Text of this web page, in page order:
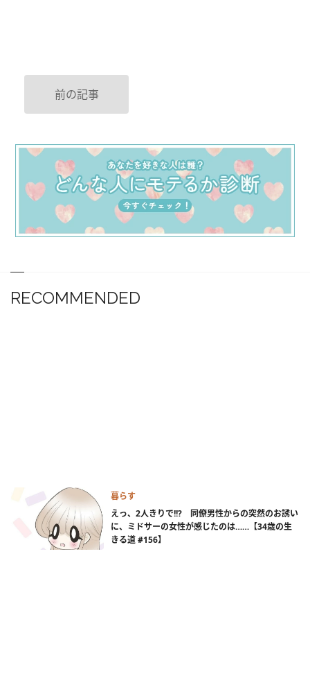
前の記事
RECOMMENDED
暮らす
えっ、2人きりで!!? 同僚男性からの突然のお誘い
に、ミドサーの女性が感じたのは……【34歳の生
きる道 #156】